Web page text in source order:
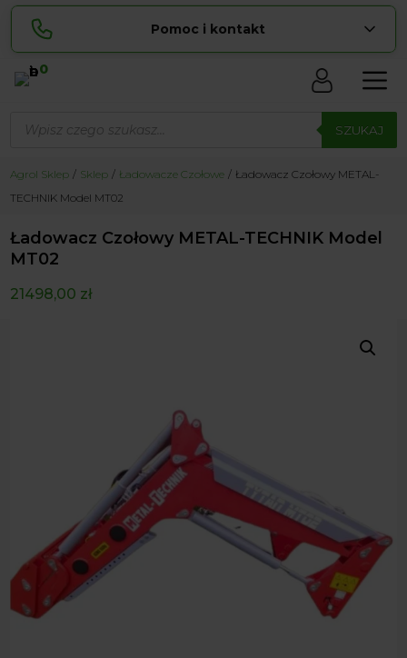
Pomoc i kontakt
Lucyna
pokaż numer
534 853 ... pokaż numer
0
produktów SZUKAJ
Agrol Sklep Sklep Ładowacze Czołowe
Ładowacz Czołowy METAL-
TECHNIK Model MT02
Ładowacz Czołowy METAL-TECHNIK Model
MT02
21498,00 zł